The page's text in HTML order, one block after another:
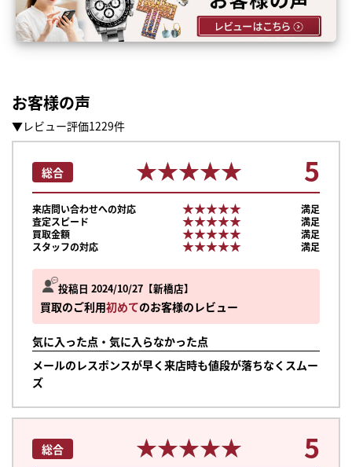
お客様の声
▼レビュー評価1229件
投稿日 2024/10/27 新橋店
買取のご利用初めてのお客様のレビュー
気に入った点・気に入らなかった点
メールのレスポンスが早く来店時も値段が落ちなくスムー
ズ
総合 ★★★★★
★★★★★ 5
来店問い合わせへの対応 ★★★★★
★★★★★
満足
査定スピード
★★★★★
★★★★★
満足
買取金額
★★★★★
★★★★★
満足
スタッフの対応
★★★★★
★★★★★ 満足
総合 ★★★★★
★★★★★ 5